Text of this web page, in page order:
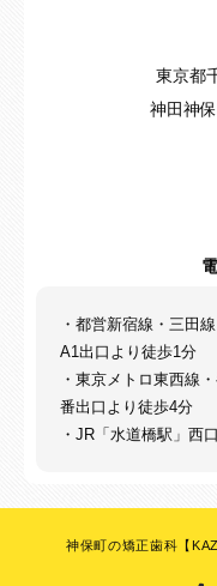
東京都
神田神
・都営新宿線・三田
A1出口より徒歩1分
・東京メトロ東西線
番出口より徒歩4分
・JR「水道橋駅」西
神保町の矯正歯科【